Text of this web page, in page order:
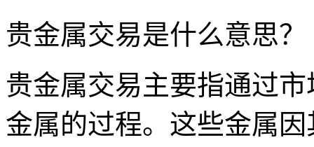
贵金属交易是什么意思？
贵金属交易主要指通过
金属的过程。这些金属